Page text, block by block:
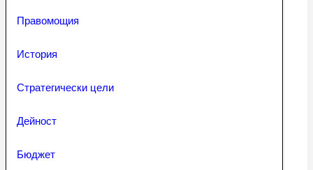
Правомощия
История
Стратегически цели
Дейност
Бюджет